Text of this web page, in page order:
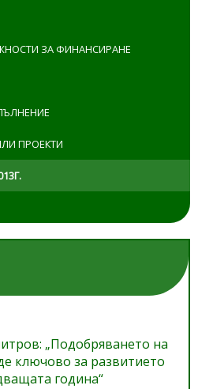
ЗА ФИНАНСИРАНЕ
ПРОЕКТИ
„Подобряването на
ключово за развитието
година“